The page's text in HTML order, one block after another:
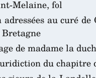
Melaine, fol
au curé
de madame la
du chapitre